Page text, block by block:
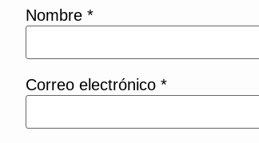
Nombre *
Correo electrónico *